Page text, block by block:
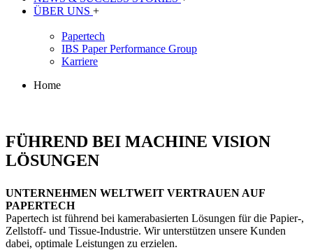
ÜBER UNS +
Papertech
IBS Paper Performance Group
Karriere
Home
FÜHREND BEI MACHINE VISION
LÖSUNGEN
UNTERNEHMEN WELTWEIT VERTRAUEN AUF
PAPERTECH
Papertech ist führend bei kamerabasierten Lösungen für die Papier-,
Zellstoff- und Tissue-Industrie. Wir unterstützen unsere Kunden
dabei, optimale Leistungen zu erzielen.